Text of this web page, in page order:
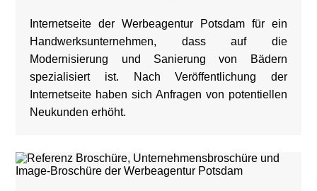
Internetseite der Werbeagentur Potsdam für ein
Handwerksunternehmen, dass auf die
Modernisierung und Sanierung von Bädern
spezialisiert ist. Nach Veröffentlichung der
Internetseite haben sich Anfragen von potentiellen
Neukunden erhöht.